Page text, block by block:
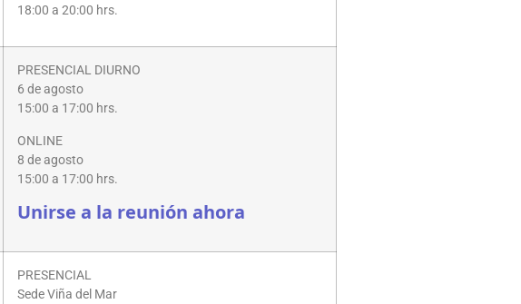
18:00 a 20:00 hrs.
PRESENCIAL DIURNO
6 de agosto
15:00 a 17:00 hrs.
ONLINE
8 de agosto
15:00 a 17:00 hrs.
Unirse a la reunión ahora
PRESENCIAL
Sede Viña del Mar